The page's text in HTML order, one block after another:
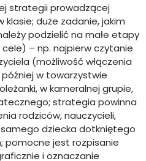
strategii prowadzącej
duże zadanie, jakim
podzielić na małe etapy
– np. najpierw czytanie
(możliwość włączenia
w towarzystwie
w kameralnej grupie,
strategia powinna
rodziców, nauczycieli,
dziecka dotkniętego
pomocne jest rozpisanie
i oznaczanie